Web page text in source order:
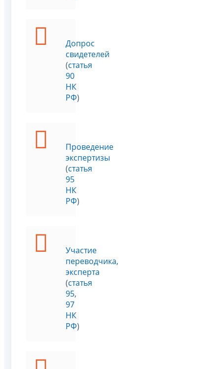
Допрос
свидетелей
(статья
90
НК
РФ)
Проведение
экспертизы
(статья
95
НК
РФ)
Участие
переводчика,
эксперта
(статья
95,
97
НК
РФ)